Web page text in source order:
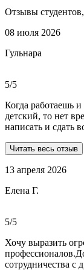
Отзывы
08 июля 2026
Гульнара
5/5
Когда работаешь
детский, то нет времени , а
написать и сдать
Dist-help. Все мои
выполнили очень
реагируют и
Читать весь отзыв
13 апреля 2026
Елена Г.
5/5
Хочу выразить
сотрудничества с